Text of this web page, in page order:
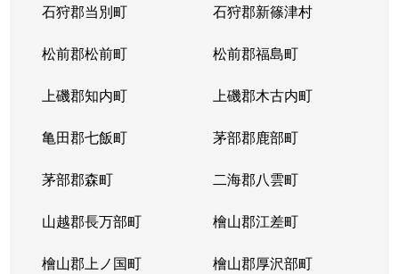
大谷地東
2,400万円
大谷地
大谷地東
2,300万円
大谷地
大谷地東
2,100万円
大谷地
大谷地東
1,800万円
大谷地
大谷地東
大谷地
大谷地東
大谷地
石狩郡当別町 石狩郡新篠津村
松前郡松前町 松前郡福島町
上磯郡知内町 上磯郡木古内町
亀田郡七飯町 茅部郡鹿部町
茅部郡森町 二海郡八雲町
山越郡長万部町 檜山郡江差町
檜山郡上ノ国町 檜山郡厚沢部町